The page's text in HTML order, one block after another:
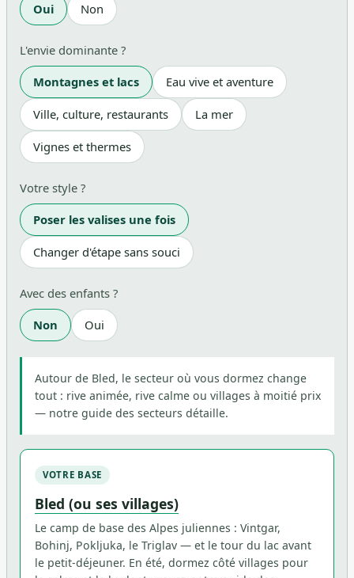
Oui
Non
L'envie dominante ?
Montagnes et lacs
Eau vive et aventure
Ville, culture, restaurants La mer
Vignes et thermes
Votre style ?
Poser les valises une fois
Changer d'étape sans souci
Avec des enfants ?
Non
Oui
Autour de Bled, le secteur où vous dormez change
tout : rive animée, rive calme ou villages à moitié prix
— notre guide des secteurs détaille.
VOTRE BASE
Bled (ou ses villages)
Le camp de base des Alpes juliennes : Vintgar,
Bohinj, Pokljuka, le Triglav — et le tour du lac avant
le petit-déjeuner. En été, dormez côté villages pour